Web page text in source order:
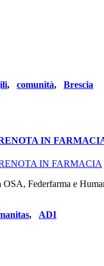
, comunità, Brescia
IN
OSA, Federfarma e
, ADI